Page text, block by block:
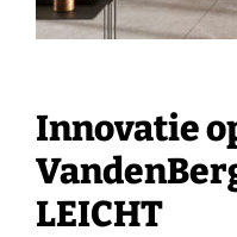
Innovatie
LEICHT